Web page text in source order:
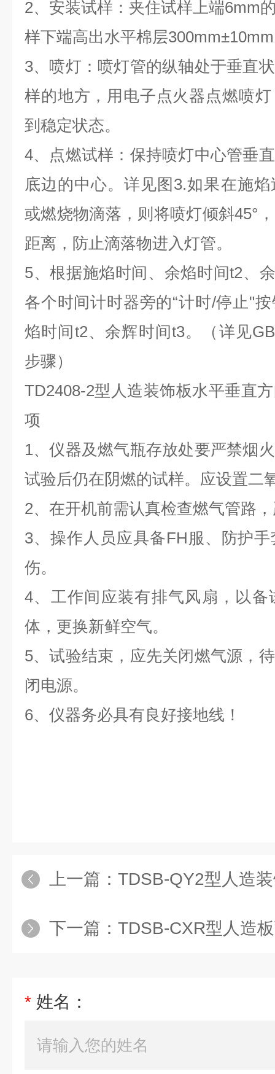
2、安装试样：夹住试样上端6mm
样下端高出水平棉层
3、喷灯：喷灯管的纵轴处于垂直
样的地方，用电子点火器点燃喷
到稳定状态。
4、点燃试样：保持喷灯中心管垂
底边的中心。详见图3.如果在施
或燃烧物滴落，则将喷灯倾斜45°
距离，防止滴落物进入灯管。
5、根据施焰时间、余焰时间t2、
各个时间计时器旁的“计时/停止"
焰时间t2、余辉时间t3。（详见
步骤）
TD2408-2型人造装饰板水平垂直
项
1、仪器及燃气瓶存放处要严禁烟
试验后仍在阴燃的试样。应设置二
2、在开机前需认真检查燃气管路
3、操作人员应具备FH服、防护
伤。
4、工作间应装有排气风扇，以
体，更换新鲜空气。
5、试验结束，应先关闭燃气源，
闭电源。
6、仪器务必具有良好接地线！
上一篇： TDSB-QY2型人造装饰板
下一篇： TDSB-CXR型人造板可成型
* 姓名：